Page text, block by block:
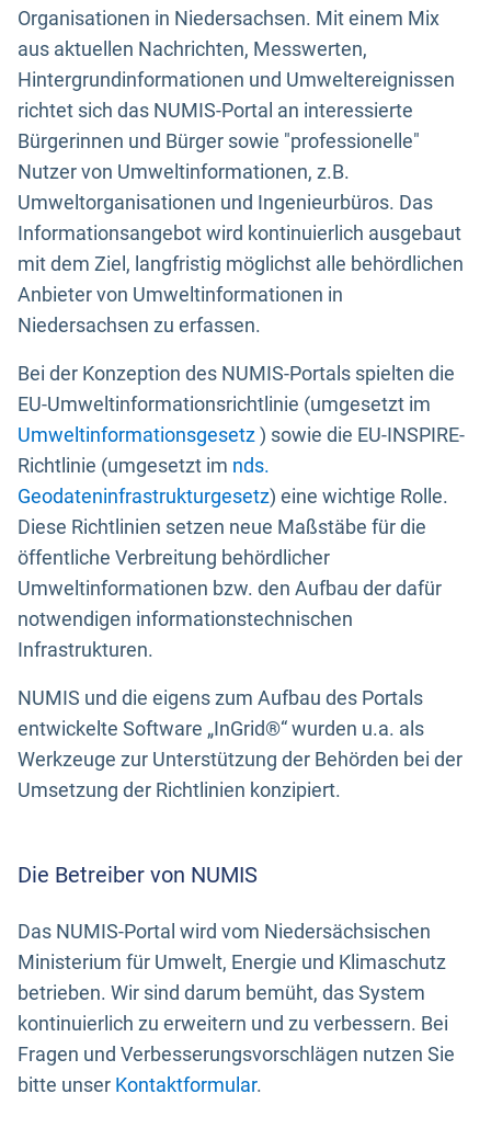
Organisationen in Niedersachsen. Mit einem Mix
aus aktuellen Nachrichten, Messwerten,
Hintergrundinformationen und Umweltereignissen
richtet sich das NUMIS-Portal an interessierte
Bürgerinnen und Bürger sowie "professionelle"
Nutzer von Umweltinformationen, z.B.
Umweltorganisationen und Ingenieurbüros. Das
Informationsangebot wird kontinuierlich ausgebaut
mit dem Ziel, langfristig möglichst alle behördlichen
Anbieter von Umweltinformationen in
Niedersachsen zu erfassen.
Bei der Konzeption des NUMIS-Portals spielten die
EU-Umweltinformationsrichtlinie (umgesetzt im
Umweltinformationsgesetz) sowie die EU-INSPIRE-
Richtlinie (umgesetzt im nds.
Geodateninfrastrukturgesetz) eine wichtige Rolle.
Diese Richtlinien setzen neue Maßstäbe für die
öffentliche Verbreitung behördlicher
Umweltinformationen bzw. den Aufbau der dafür
notwendigen informationstechnischen
Infrastrukturen.
NUMIS und die eigens zum Aufbau des Portals
entwickelte Software „InGrid®“ wurden u.a. als
Werkzeuge zur Unterstützung der Behörden bei der
Umsetzung der Richtlinien konzipiert.
Die Betreiber von NUMIS
Das NUMIS-Portal wird vom Niedersächsischen
Ministerium für Umwelt, Energie und Klimaschutz
betrieben. Wir sind darum bemüht, das System
kontinuierlich zu erweitern und zu verbessern. Bei
Fragen und Verbesserungsvorschlägen nutzen Sie
bitte unser Kontaktformular.